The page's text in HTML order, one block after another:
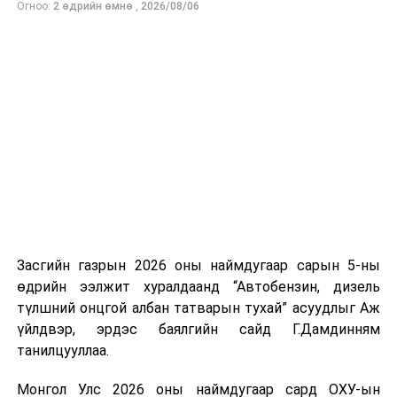
нийлүүлэлтийг тогтворжуулах хүрээнд бусад эх
Огноо: 2 өдрийн өмнө , 2026/08/06
Засгийн газрын 2026 оны наймдугаар сарын 5-ны
өдрийн ээлжит хуралдаанд “Автобензин, дизель
түлшний онцгой албан татварын тухай” асуудлыг Аж
үйлдвэр, эрдэс баялгийн сайд Г.Дамдинням
танилцууллаа.
Монгол Улс 2026 оны наймдугаар сард ОХУ-ын